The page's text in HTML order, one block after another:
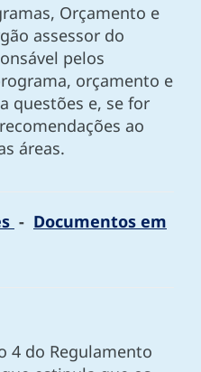
Orçamento e
assessor do
pelos
orçamento e
questões e, se for
ao
áreas.
- Documentos em
4 do Regulamento